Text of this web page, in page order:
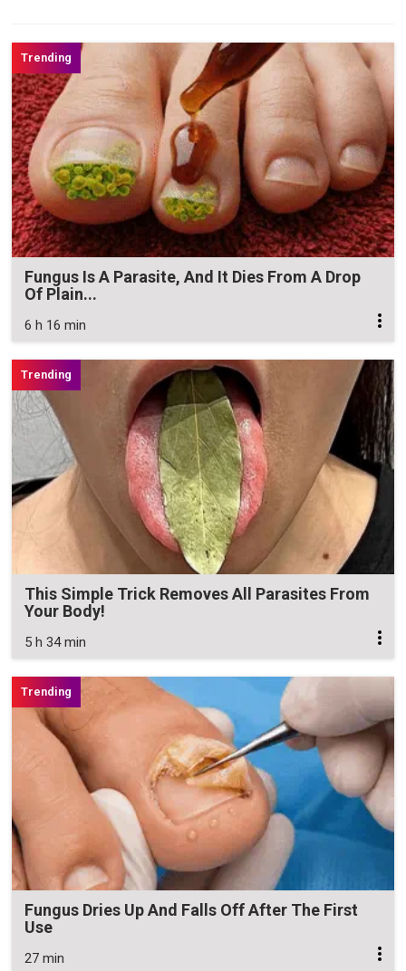
Fungus Is A Parasite, And It Dies From A Drop
Of Plain...
6 h 16 min
This Simple Trick Removes All Parasites From
Your Body!
5 h 34 min
Fungus Dries Up And Falls Off After The First
Use
27 min